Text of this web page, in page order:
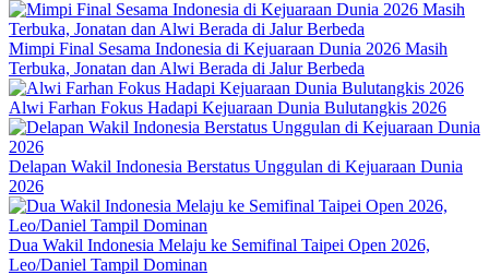
Mimpi Final Sesama Indonesia di Kejuaraan Dunia 2026 Masih
Terbuka, Jonatan dan Alwi Berada di Jalur Berbeda
Alwi Farhan Fokus Hadapi Kejuaraan Dunia Bulutangkis 2026
Delapan Wakil Indonesia Berstatus Unggulan di Kejuaraan Dunia
2026
Dua Wakil Indonesia Melaju ke Semifinal Taipei Open 2026,
Leo/Daniel Tampil Dominan